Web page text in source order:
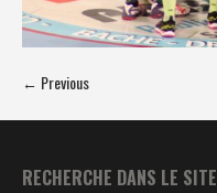
← Previous
RECHERCHE DANS LE SITE